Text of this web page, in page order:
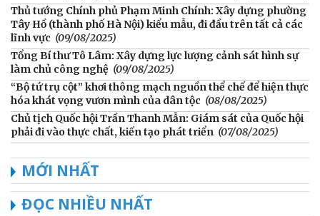
Thủ tướng Chính phủ Phạm Minh Chính: Xây dựng phường
Tây Hồ (thành phố Hà Nội) kiểu mẫu, đi đầu trên tất cả các
lĩnh vực (09/08/2025)
Tổng Bí thư Tô Lâm: Xây dựng lực lượng cảnh sát hình sự
làm chủ công nghệ (09/08/2025)
“Bộ tứ trụ cột” khơi thông mạch nguồn thể chế để hiện thực
hóa khát vọng vươn mình của dân tộc (08/08/2025)
Chủ tịch Quốc hội Trần Thanh Mẫn: Giám sát của Quốc hội
phải đi vào thực chất, kiến tạo phát triển (07/08/2025)
MỚI NHẤT
ĐỌC NHIỀU NHẤT